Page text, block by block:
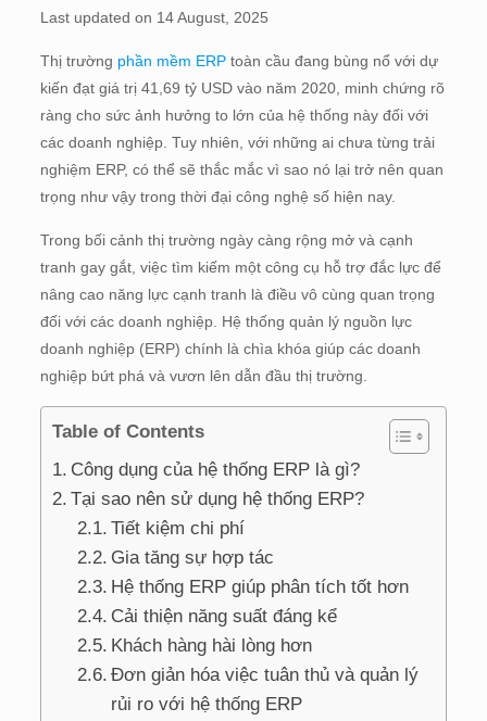
Last updated on 14 August, 2025
Thị trường phần mềm ERPtoàn cầu đang bùng nổ với dự
kiến đạt giá trị 41,69 tỷ USD vào năm 2020, minh chứng rõ
ràng cho sức ảnh hưởng to lớn của hệ thống này đối với
các doanh nghiệp. Tuy nhiên, với những ai chưa từng trải
nghiệm ERP, có thể sẽ thắc mắc vì sao nó lại trở nên quan
trọng như vậy trong thời đại công nghệ số hiện nay.
Trong bối cảnh thị trường ngày càng rộng mở và cạnh
tranh gay gắt, việc tìm kiếm một công cụ hỗ trợ đắc lực để
nâng cao năng lực cạnh tranh là điều vô cùng quan trọng
đối với các doanh nghiệp. Hệ thống quản lý nguồn lực
doanh nghiệp (ERP) chính là chìa khóa giúp các doanh
nghiệp bứt phá và vươn lên dẫn đầu thị trường.
Table of Contents
Công dụng của hệ thống ERP là gì?
Tại sao nên sử dụng hệ thống ERP?
Tiết kiệm chi phí
Gia tăng sự hợp tác
Hệ thống ERP giúp phân tích tốt hơn
Cải thiện năng suất đáng kể
Khách hàng hài lòng hơn
Đơn giản hóa việc tuân thủ và quản lý
rủi ro với hệ thống ERP